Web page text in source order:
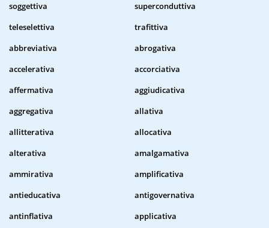
soggettiva
superconduttiva
teleselettiva
trafittiva
abbreviativa
abrogativa
accelerativa
accorciativa
affermativa
aggiudicativa
aggregativa
allativa
allitterativa
allocativa
alterativa
amalgamativa
ammirativa
amplificativa
antieducativa
antigovernativa
antinflativa
applicativa